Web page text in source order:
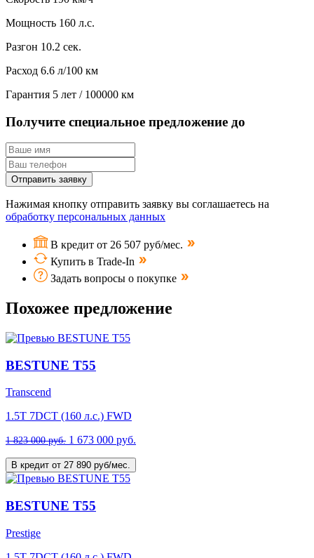
Мощность 160 л.с.
Разгон 10.2 сек.
Расход 6.6 л/100 км
Гарантия 5 лет / 100000 км
Получите специальное предложение до
Отправить заявку
Нажимая кнопку отправить заявку вы соглашаетесь на
обработку персональных данных
В кредит от 26 507 руб/мес.
Купить в Trade-In
Задать вопросы о покупке
Похожее предложение
BESTUNE T55
Transcend
1.5T 7DCT (160 л.с.) FWD
1 823 000 руб. 1 673 000 руб.
В кредит от 27 890 руб/мес.
BESTUNE T55
Prestige